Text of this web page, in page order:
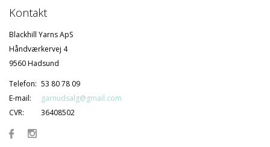
Kontakt
Blackhill Yarns ApS
Håndværkervej 4
9560 Hadsund
Telefon: 53 80 78 09
E-mail:
garnudsalg@gmail.com
CVR:
36408502